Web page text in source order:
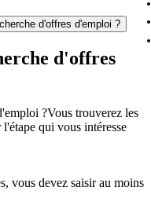
d'offres d'emploi ?
d'offres
?Vous trouverez les
qui vous intéresse
vous devez saisir au moins